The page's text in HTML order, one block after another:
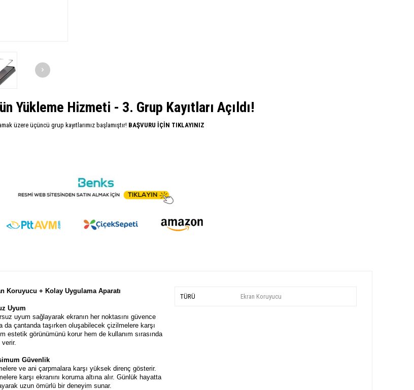
Yükleme Hizmeti - 3. Grup Kayıtları Açıldı!
üzere üçüncü grup kayıtlarımız başlamıştır! BAŞVURU İÇİN TIKLAYINIZ
Koruyucu + Kolay Uygulama Aparatı
Uyum
uyum sağlayarak ekranın her noktasını güvence
da çantanda taşırken oluşabilecek çizilmelere karşı
estetik görünümünü korur hem de kullanım sırasında
Güvenlik
ve ani çarpmalara karşı yüksek direnç gösterir.
karşı ekranını koruma altına alır. Günlük hayatta
uzun ömürlü bir deneyim sunar.
TÜRÜ Ekran Koruyucu